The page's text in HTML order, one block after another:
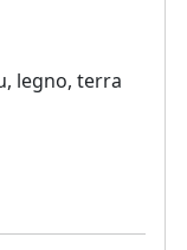
legno, terra